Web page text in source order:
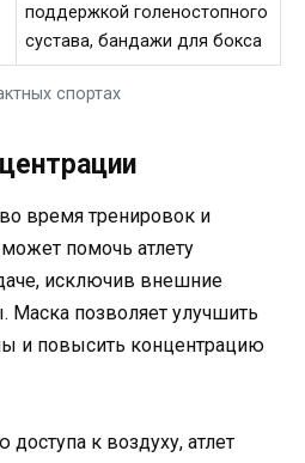
спортах
поддержкой голеностопного
сустава, бандажи для бокса
время тренировок и
помочь атлету
исключив внешние
позволяет улучшить
и повысить концентрацию
доступа к воздуху, атлет